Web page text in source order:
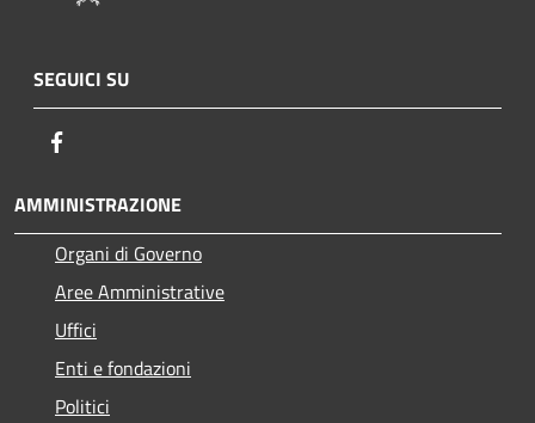
SEGUICI SU
AMMINISTRAZIONE
Organi di Governo
Aree Amministrative
Uffici
Enti e fondazioni
Politici